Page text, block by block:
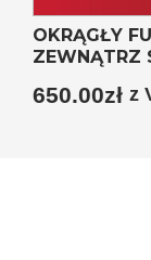
OKRĄGŁY
ZEWNĄTRZ
650.00zł z